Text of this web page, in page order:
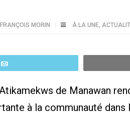
FRANÇOIS MORIN À LA UNE,
de Manawan
à la communauté